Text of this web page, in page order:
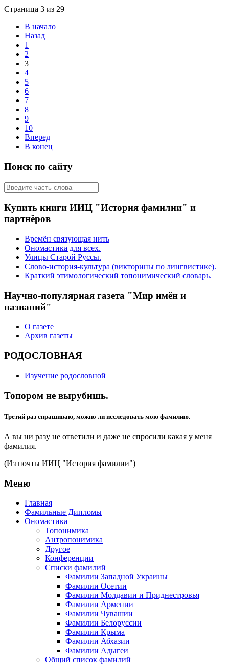
Страница 3 из 29
В начало
Назад
1
2
3
4
5
6
7
8
9
10
Вперед
В конец
Поиск по сайту
Купить книги ИИЦ "История фамилии" и
партнёров
Времён связующая нить
Ономастика для всех.
Улицы Старой Руссы.
Слово-история-культура (викторины по лингвистике).
Краткий этимологический топонимический словарь.
Научно-популярная газета "Мир имён и
названий"
О газете
Архив газеты
РОДОСЛОВНАЯ
Изучение родословной
Топором не вырубишь.
Третий раз спрашиваю, можно ли исследовать мою фамилию.
А вы ни разу не ответили и даже не спросили какая у меня
фамилия.
(Из почты ИИЦ "История фамилии")
Меню
Главная
Фамильные Дипломы
Ономастика
Топонимика
Антропонимика
Другое
Конференции
Списки фамилий
Фамилии Западной Украины
Фамилии Осетии
Фамилии Молдавии и Приднестровья
Фамилии Армении
Фамилии Чувашии
Фамилии Белоруссии
Фамилии Крыма
Фамилии Абхазии
Фамилии Адыгеи
Общий список фамилий